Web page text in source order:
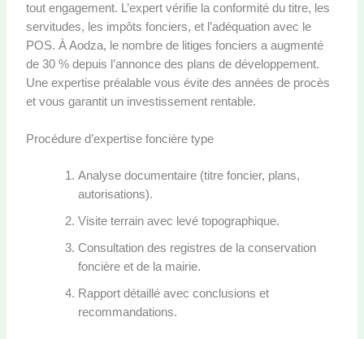
tout engagement. L’expert vérifie la conformité du titre, les
servitudes, les impôts fonciers, et l’adéquation avec le
POS. À Aodza, le nombre de litiges fonciers a augmenté
de 30 % depuis l’annonce des plans de développement.
Une expertise préalable vous évite des années de procès
et vous garantit un investissement rentable.
Procédure d’expertise foncière type
Analyse documentaire (titre foncier, plans,
autorisations).
Visite terrain avec levé topographique.
Consultation des registres de la conservation
foncière et de la mairie.
Rapport détaillé avec conclusions et
recommandations.